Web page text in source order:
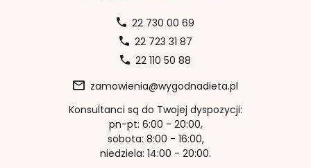
22 730 00 69
22 723 31 87
22 110 50 88
zamowienia@wygodnadieta.pl
Konsultanci są do Twojej dyspozycji:
pn-pt: 6:00 - 20:00,
sobota: 8:00 - 16:00,
niedziela: 14:00 - 20:00.